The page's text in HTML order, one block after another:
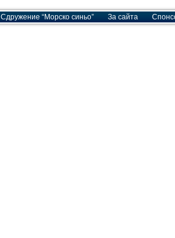
Сдружение “Морско синьо” За сайта